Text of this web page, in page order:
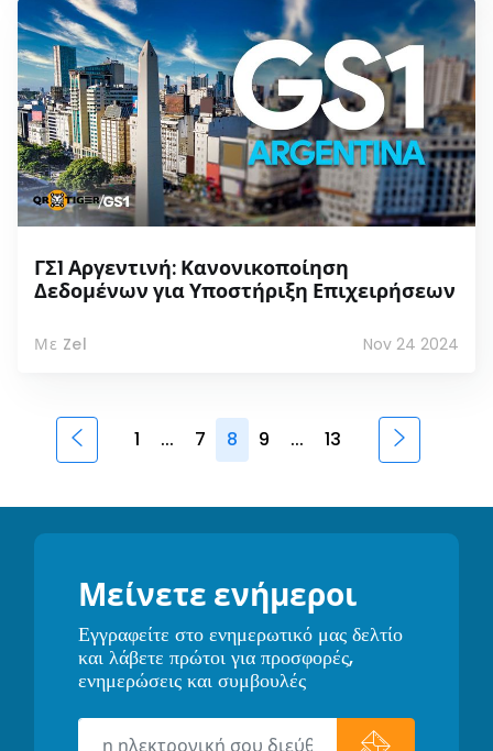
ΓΣ1 Αργεντινή: Κανονικοποίηση
Δεδομένων για Υποστήριξη Επιχειρήσεων
Με Zel Nov 24 2024
1 ... 7 8 9 ... 13
Μείνετε ενήμεροι
Εγγραφείτε στο ενημερωτικό μας δελτίο
και λάβετε πρώτοι για προσφορές,
ενημερώσεις και συμβουλές